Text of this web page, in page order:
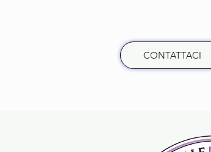
CONTATTACI